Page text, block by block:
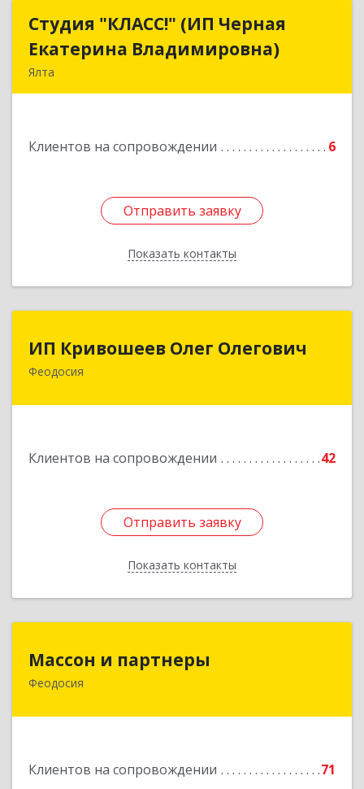
Студия "КЛАСС!" (ИП Черная
Екатерина Владимировна)
Ялта
Клиентов на сопровождении 6
Отправить заявку
Показать контакты
Студия "КЛАСС!" (ИП Черная
Екатерина Владимировна)
Отправить заявку
Назад
ИП Кривошеев Олег Олегович
Феодосия
Клиентов на сопровождении 42
Отправить заявку
Показать контакты
Отправить заявку
Назад
Массон и партнеры
Феодосия
Клиентов на сопровождении
71
298112, Крым Респ, Феодосия г, Крымская ул,